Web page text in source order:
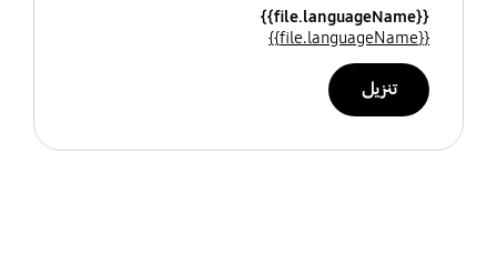
{{file.languageName}}
{{file.languageName}}
تنزيل